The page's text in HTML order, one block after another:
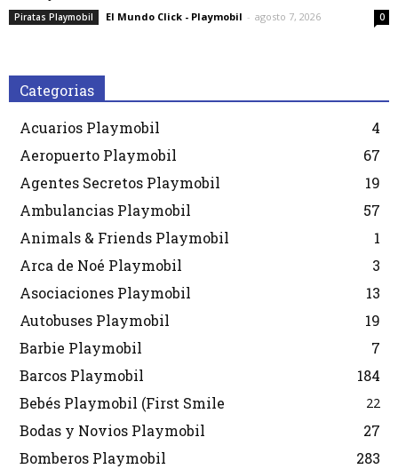
Piratas Playmobil El Mundo Click - Playmobil - agosto 7, 2026 0
Categorias
Acuarios Playmobil
4
Aeropuerto Playmobil
67
Agentes Secretos Playmobil
19
Ambulancias Playmobil
57
Animals & Friends Playmobil
1
Arca de Noé Playmobil
3
Asociaciones Playmobil
13
Autobuses Playmobil
19
Barbie Playmobil
7
Barcos Playmobil
184
Bebés Playmobil (First Smile
22
Bodas y Novios Playmobil
27
Bomberos Playmobil
283